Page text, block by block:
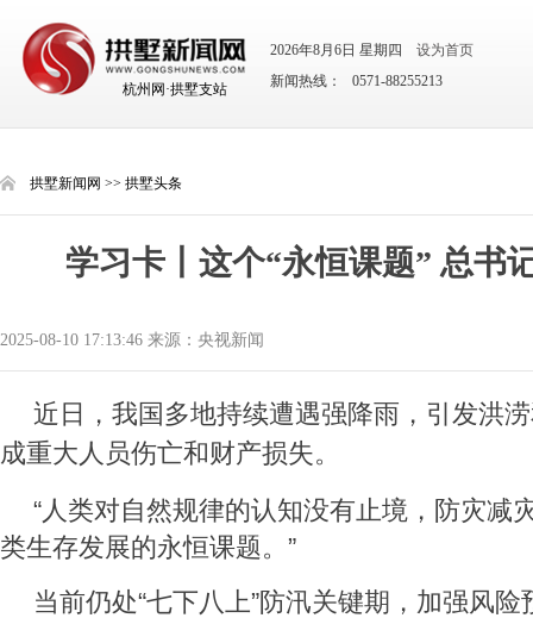
杭州网·拱墅支站
2026年8月6日 星期四
设为首页
新闻热线： 0571-88255213
拱墅新闻网 >> 拱墅头条
学习卡丨这个“永恒课题” 总书
2025-08-10 17:13:46 来源：央视新闻
近日， 我国多地持续遭遇强降雨，引发洪
成重大人员伤亡和财产损失。
“人类对自然规律的认知没有止境，防灾减
类生存发展的永恒课题。”
当前仍处“七下八上”防汛关键期，加强风